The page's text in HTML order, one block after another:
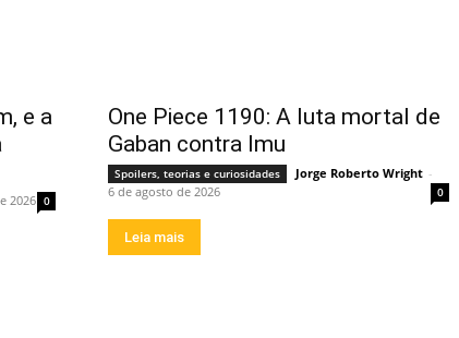
e a
2026 0
One Piece 1190: A luta mortal de
Gaban contra Imu
Spoilers, teorias e curiosidades Jorge Roberto Wright -
6 de agosto de 2026
0
Leia mais